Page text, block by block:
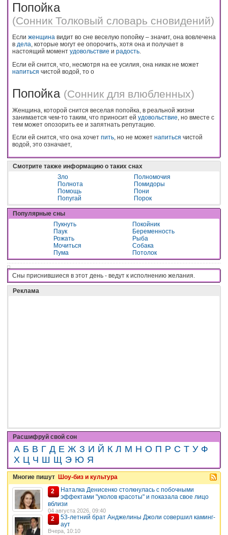
Попойка
(Сонник Толковый словарь сновидений)
Если женщина видит во сне веселую попойку – значит, она вовлечена
в дела, которые могут ее опорочить, хотя она и получает в
настоящий момент удовольствие и радость.
Если ей снится, что, несмотря на ее усилия, она никак не может
напиться чистой водой, то о
Попойка (Сонник для влюбленных)
Женщина, которой снится веселая попойка, в реальной жизни
занимается чем-то таким, что приносит ей удовольствие , но вместе с
тем может опозорить ее и запятнать репутацию.
Если ей снится, что она хочет пить, но не может напиться чистой
водой, это означает,
Смотрите также информацию о таких снах
Зло
Полномочия
Полнота
Помидоры
Помощь
Пони
Попугай
Порок
Популярные сны
Пукнуть
Покойник
Паук
Беременность
Рожать
Рыба
Мочиться
Собака
Пума
Потолок
Сны приснившиеся в этот день - вeдyт к иcпoлнeнию жeлaния.
Реклама
Расшифруй свой сон
А Б В Г Д Е Ж З И Й К Л М Н О П Р С Т У Ф
Х Ц Ч Ш Щ Э Ю Я
Многие пишут Шоу-биз и культура
2
Наталка Денисенко столкнулась с побочными
эффектами "уколов красоты" и показала свое лицо
вблизи
04 августа 2026, 09:40
2
53-летний брат Анджелины Джоли совершил каминг-
аут
Вчера, 10:10